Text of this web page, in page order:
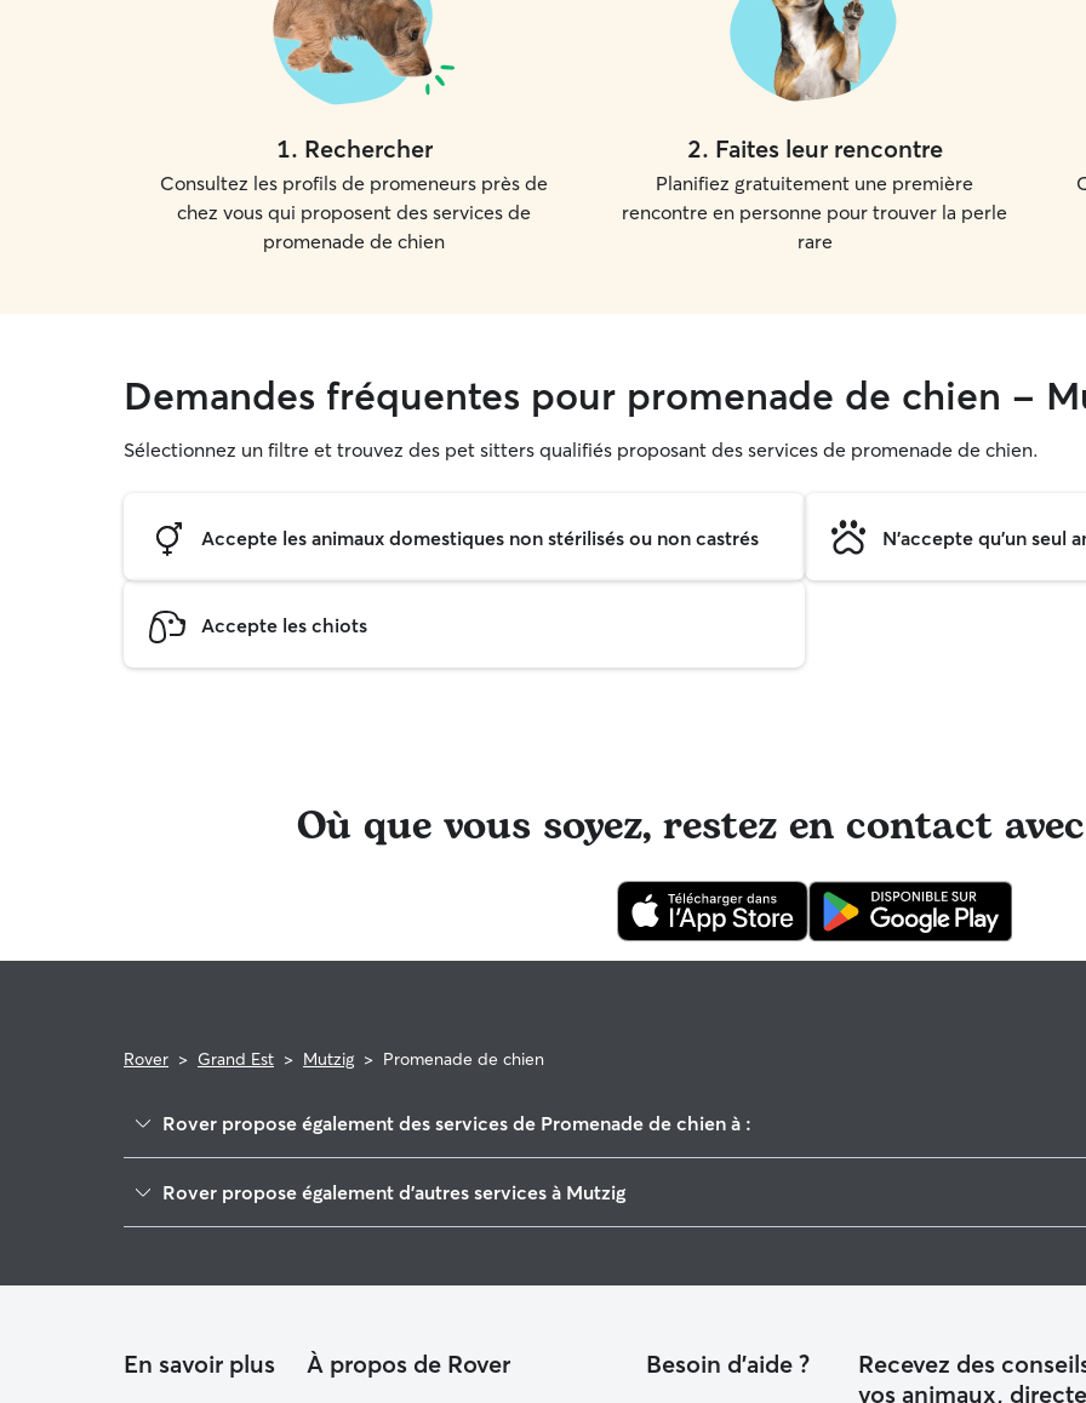
1. Rechercher
Consultez les profils de promeneurs près de
chez vous qui proposent des services de
promenade de chien
2. Faites leur rencontre
Planifiez gratuitement une première
rencontre en personne pour trouver la perle
rare
Demandes fréquentes pour promenade de chien -
Sélectionnez un filtre et trouvez des pet sitters qualifiés proposant des services de promenade de chien.
Accepte les animaux domestiques non stérilisés ou non castrés N'accepte qu'un seul
Accepte les chiots
Où que vous soyez, restez en contact
Rover > Grand Est > Mutzig > Promenade de chien
Rover propose également des services de Promenade de chien à :
Obernai
Molsheim
Lièpvre
Erstein
Cirey-sur-Vezouze
Rover propose également d'autres services à Mutzig
Garde de chat à Mutzig
En savoir plus À propos de Rover Besoin d'aide ?
Recevez des
vos animaux,